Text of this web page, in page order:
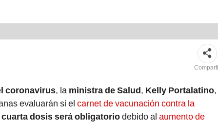
coronavirus, la ministra de Salud, Kelly Portalatino,
evaluarán si el carnet de vacunación contra la
cuarta dosis será obligatoriodebido al aumento de